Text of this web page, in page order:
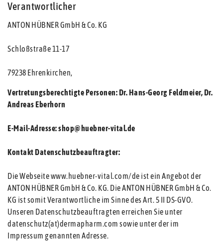
Verantwortlicher
ANTON HÜBNER GmbH & Co. KG
Schloßstraße 11-17
79238 Ehrenkirchen,
Vertretungsberechtigte Personen: Dr. Hans-Georg Feldmeier, Dr.
Andreas Eberhorn
E-Mail-Adresse: shop@huebner-vital.de
Kontakt Datenschutzbeauftragter:
Die Webseite www.huebner-vital.com/de ist ein Angebot der
ANTON HÜBNER GmbH & Co. KG. Die ANTON HÜBNER GmbH & Co.
KG ist somit Verantwortliche im Sinne des Art. 5 II DS-GVO.
Unseren Datenschutzbeauftragten erreichen Sie unter
datenschutz(at)dermapharm.com sowie unter der im
Impressum genannten Adresse.